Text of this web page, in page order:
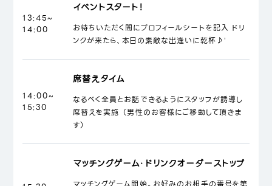
13:45~
14:00
イベントスタート！
お待ちいただく間にプロフィールシートを記入 ドリ
ンクが来たら、本日の素敵な出逢いに乾杯♪'
14:00~
15:30
席替えタイム
なるべく全員とお話できるようにスタッフが誘導し
席替えを実施 （男性のお客様にご移動して頂きま
す）
マッチングゲーム・ドリンクオーダーストップ